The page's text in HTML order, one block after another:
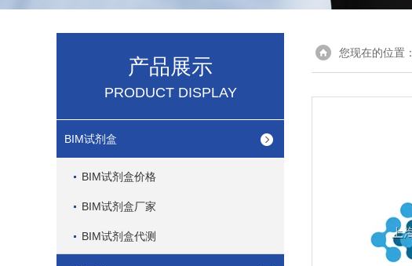
产品展示
PRODUCT DISPLAY
BIM试剂盒
BIM试剂盒价格
BIM试剂盒厂家
BIM试剂盒代测
您现在的位置：